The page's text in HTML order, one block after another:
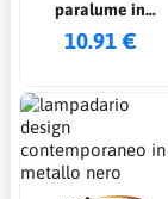
paralume in
metallo traforato
10.91 €